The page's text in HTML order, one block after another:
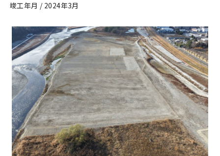
竣工年月 / 2024年3月